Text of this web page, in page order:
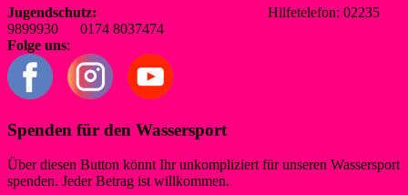
Jugendschutz:
Hilfetelefon: 02235
9899930 0174 8037474
Folge uns:
Spenden für den Wassersport
Über diesen Button könnt Ihr unkompliziert für unseren Wassersport
spenden. Jeder Betrag ist willkommen.